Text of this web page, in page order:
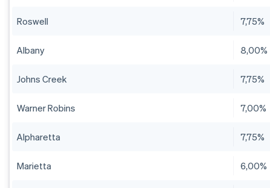
Roswell 7,75%
Albany 8,00%
Johns Creek 7,75%
Warner Robins 7,00%
Alpharetta 7,75%
Marietta 6,00%